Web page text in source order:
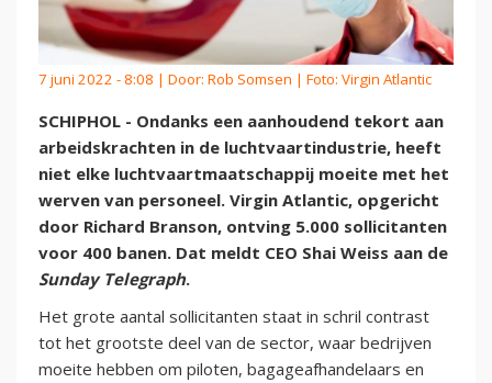
7 juni 2022 - 8:08 | Door: Rob Somsen | Foto: Virgin Atlantic
SCHIPHOL - Ondanks een aanhoudend tekort aan
arbeidskrachten in de luchtvaartindustrie, heeft
niet elke luchtvaartmaatschappij moeite met het
werven van personeel. Virgin Atlantic, opgericht
door Richard Branson, ontving 5.000 sollicitanten
voor 400 banen. Dat meldt CEO Shai Weiss aan de
Sunday Telegraph.
Het grote aantal sollicitanten staat in schril contrast
tot het grootste deel van de sector, waar bedrijven
moeite hebben om piloten, bagageafhandelaars en